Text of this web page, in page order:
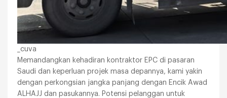
_cuva
Memandangkan kehadiran kontraktor EPC di pasaran
Saudi dan keperluan projek masa depannya, kami yakin
dengan perkongsian jangka panjang dengan Encik Awad
ALHAJJ dan pasukannya. Potensi pelanggan untuk